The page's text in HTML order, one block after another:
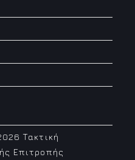
Τακτική
Επιτροπής